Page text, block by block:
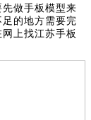
做手板模型来
的地方需要完
上找江苏手板